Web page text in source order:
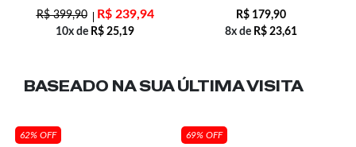
R$399,90 R$239,94
10x de R$ 25,19
R$ 179,90
8x de R$ 23,61
BASEADO NA SUAÚLTIMA VISITA
62% OFF 69% OFF